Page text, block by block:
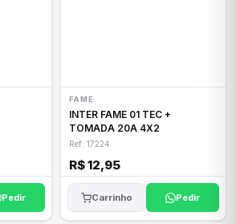
Pedir
FAME
INTER FAME 01 TEC +
TOMADA 20A 4X2
Ref: 17224
R$ 12,95
Carrinho Pedir